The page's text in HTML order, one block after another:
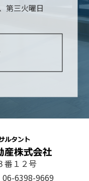
第三火曜日
番１２号
6398-9669